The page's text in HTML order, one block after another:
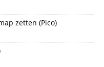
zetten (Pico)